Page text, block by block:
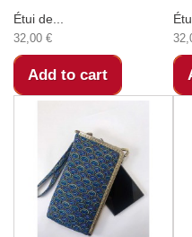
Étui de...
32,00 €
Add to cart